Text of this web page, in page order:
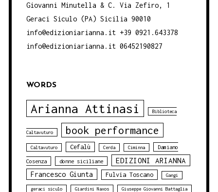
Giovanni Minutella & C. Via Zefiro, 1
Geraci Siculo (PA) Sicilia 90010
info@edizioniarianna.it +39 0921.643378
info@edizioniarianna.it 06452190827
WORDS
Arianna Attinasi Biblioteca
Caltavuturo book performance
Caltavuturo Cefalù Cerda Ciminna Damiano
Cosenza donne siciliane EDIZIONI ARIANNA
Francesco Giunta Fulvia Toscano Gangi
geraci siculo Giardini Naxos Giuseppe Giovanni Battaglia